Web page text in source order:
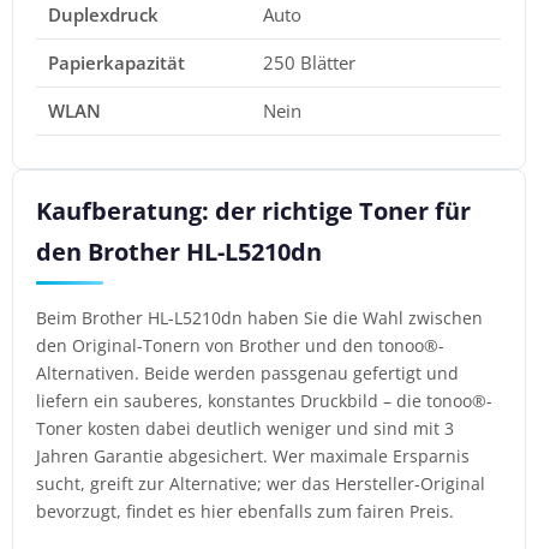
Duplexdruck
Auto
Papierkapazität
250 Blätter
WLAN
Nein
Kaufberatung: der richtige Toner für
den Brother HL-L5210dn
Beim Brother HL-L5210dn haben Sie die Wahl zwischen
den Original-Tonern von Brother und den tonoo®-
Alternativen. Beide werden passgenau gefertigt und
liefern ein sauberes, konstantes Druckbild – die tonoo®-
Toner kosten dabei deutlich weniger und sind mit 3
Jahren Garantie abgesichert. Wer maximale Ersparnis
sucht, greift zur Alternative; wer das Hersteller-Original
bevorzugt, findet es hier ebenfalls zum fairen Preis.